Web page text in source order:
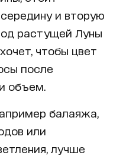
и вторую
растущей Луны
чтобы цвет
после
объем.
балаяжа,
или
лучше